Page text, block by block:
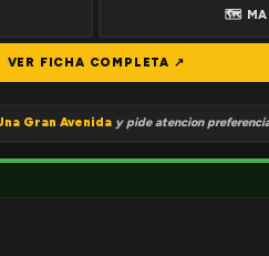
🗺
VER FICHA COMPLETA ↗
Gran Avenida y pide atencion